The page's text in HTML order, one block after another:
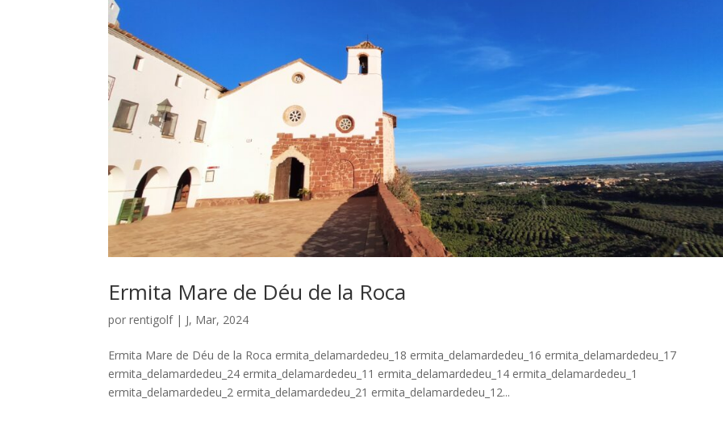
Ermita Mare de Déu de la Roca
porrentigolf| J, Mar, 2024
Ermita Mare de Déu de la Roca ermita_delamardedeu_18 ermita_delamardedeu_16 ermita_delamardedeu_17
ermita_delamardedeu_24 ermita_delamardedeu_11 ermita_delamardedeu_14 ermita_delamardedeu_1
ermita_delamardedeu_2 ermita_delamardedeu_21 ermita_delamardedeu_12...